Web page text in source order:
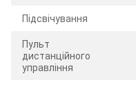
Підсвічування
Пульт
дистанційного
управління